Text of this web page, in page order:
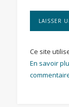
Ce site
En savoir